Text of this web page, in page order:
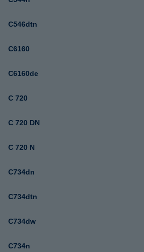
C546dtn
C6160
C6160de
C 720
C 720 DN
C 720 N
C734dn
C734dtn
C734dw
C734n